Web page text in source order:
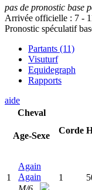
pas de pronostic base
Arrivée officielle : 7 -
Pronostic spéculatif
Partants (11)
Visuturf
Equidegraph
Rapports
aide
Cheval
Age-Sexe
Corde
1
Again
Again
1